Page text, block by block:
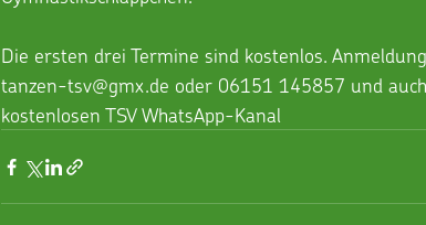
Die ersten drei Termine sind kostenlos.
tanzen-tsv@gmx.de oder 06151 145857 und
kostenlosen TSV WhatsApp-Kanal